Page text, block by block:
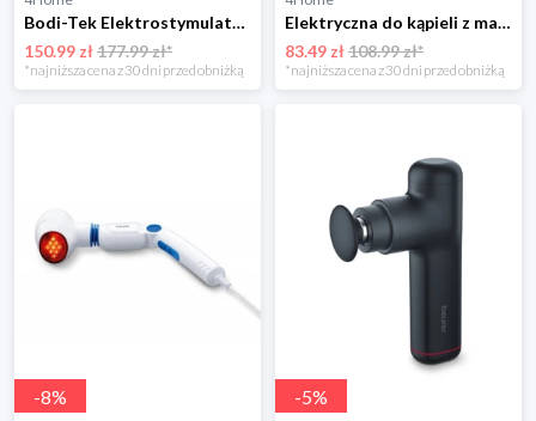
Bodi-Tek Elektrostymulator brzucha, 8 elektrod BodiTek
150.99 zł177.99 zł*
*najniższa cena z 30 dni przed obniżką
Elektryczna do kąpieli z masażem 5w1 4-Home
83.49 zł108.99 zł*
*najniższa cena z 30 dni przed obniżką
-8% -5%